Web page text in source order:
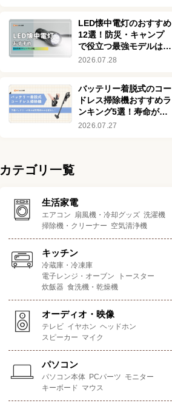
LED懐中電灯のおすすめ
12選！防災・キャンプ
で役立つ最強モデルは？
選び方も解説
2026.07.28
バッテリー着脱式のコー
ドレス掃除機おすすめラ
ンキング5選！寿命がき
ても簡単に交換可能
2026.07.27
カテゴリ一覧
生活家電
エアコン 扇風機・冷却グッズ 洗濯機
掃除機・クリーナー 空気清浄機
キッチン
冷蔵庫・冷凍庫
電子レンジ・オーブン
トースター
炊飯器 食洗機・乾燥機
オーディオ・映像
テレビ イヤホン ヘッドホン
スピーカー マイク
パソコン
パソコン本体 PCパーツ モニター
キーボード マウス